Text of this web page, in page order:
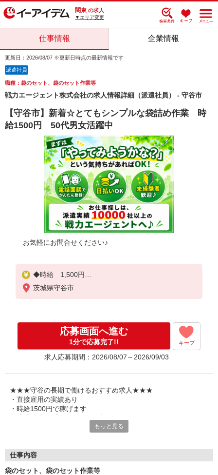
関東 の求人
▼エリア変更
仕事情報 企業情報
更新日：2026/08/07 ※更新日時点の最新情報です
派遣社員
職種：袋のセット、袋のセット作業等
戦力エージェント株式会社の求人情報詳細（派遣社員） - 守谷市
【守谷市】新着☆とてもシンプルな袋詰め作業 時
給1500円 50代男女活躍中
お気軽にお問合せください♪
◆時給 1,500円
☆交通費支給！
※すべて当社規定あり
茨城県守谷市
応募画面へ進む
1分で応募完了!! キープ
求人応募期間：2026/08/07～2026/09/03
★★★守谷の長期で働けるおすすめ求人★★★
・直接雇用の実績あり
・時給1500円で稼げます
問合せ下さい。
もっと見る
仕事内容
袋のセット、袋のセット作業等